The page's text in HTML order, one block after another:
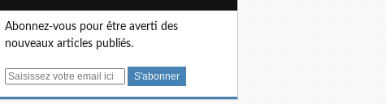
Abonnez-vous pour être averti des
nouveaux articles publiés.
E